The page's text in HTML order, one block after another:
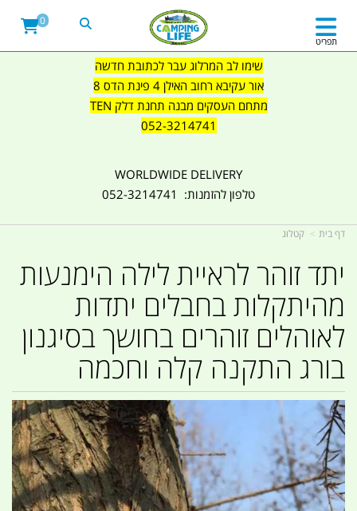
שימו לב המרלוג עבר לכתובת חדשה
אור עקיבא רחוב האילן 4 פינת הדס 8
מתחם העסקים מבנה תחנת דלק TEN
052-3214741
WORLDWIDE DELIVERY
טלפון להזמנות: 052-3214741
תפריט
0
דף בית קטלוג
יתד זוהר לראיית לילה הימנעות
מהיתקלות בחבלים יתדות
לאוהלים זוהרים בחושך בסיגנון
בורג התקנה קלה וחכמה